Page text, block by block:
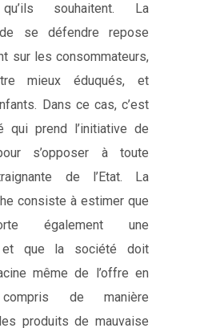
qu’ils souhaitent. La
se défendre repose
sur les consommateurs,
mieux éduqués, et
Dans ce cas, c’est
qui prend l’initiative de
s’opposer à toute
de l’Etat. La
consiste à estimer que
également une
et que la société doit
même de l’offre en
de manière
produits de mauvaise